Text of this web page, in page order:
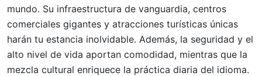
mundo. Su infraestructura de vanguardia, centros
comerciales gigantes y atracciones turísticas únicas
harán tu estancia inolvidable. Además, la seguridad y el
alto nivel de vida aportan comodidad, mientras que la
mezcla cultural enriquece la práctica diaria del idioma.